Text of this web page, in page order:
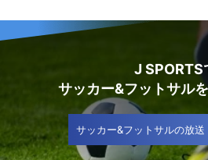
J SPORTS
サッカー&フットサル
サッカー&フットサルの放